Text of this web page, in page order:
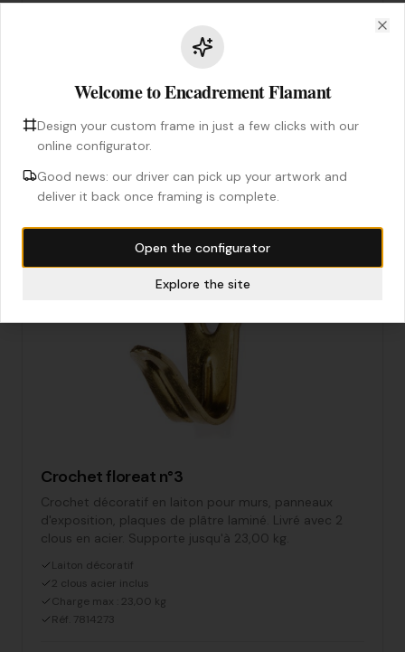
Crochet floreat n°3
Crochet décoratif en laiton pour murs, panneaux
d'exposition, plaques de plâtre laminé. Livré avec 2
clous en acier. Supporte jusqu'à 23,00 kg.
Laiton décoratif
2 clous acier inclus
Charge max : 23,00 kg
Réf. 7814273
Welcome to Encadrement Flamant
Design your custom frame in just a few clicks with our
online configurator.
Good news: our driver can pick up your artwork and
deliver it back once framing is complete.
Open the configurator
Explore the site